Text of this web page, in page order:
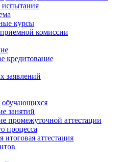
испытания
курсы
комиссии
кредитование
заявлений
обучающихся
занятий
промежуточной аттестации
процесса
итоговая аттестация